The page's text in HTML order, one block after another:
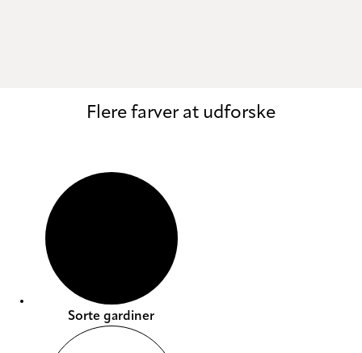
Flere farver at udforske
Sorte gardiner